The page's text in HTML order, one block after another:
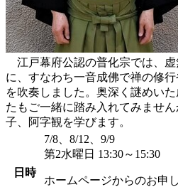
江戸幕府公認の普化宗では、
に、すなわち一音成佛で禅の修
を吹奏しました。奥深く謎めい
たもご一緒に踏み入れてみませ
子、阿字観を学びます。
日時
7/8、8/12、9/9
第2水曜日 13:30～15:30
ホームページからのお申